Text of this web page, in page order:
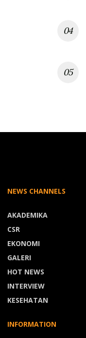
NEWS CHANNELS
AKADEMIKA
CSR
EKONOMI
GALERI
HOT NEWS
INTERVIEW
KESEHATAN
INFORMATION